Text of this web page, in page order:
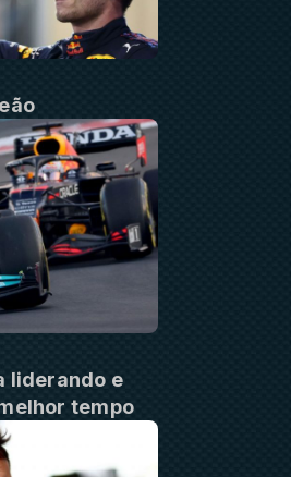
liderando e
tempo